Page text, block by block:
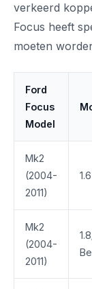
verkeerd
Focus heeft
moeten
Ford
Focus
Model
Mk2
(2004-
2011)
Mk2
(2004-
2011)